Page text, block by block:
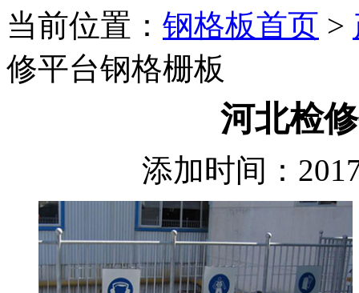
当前位置： 钢格板首页 >
修平台钢格栅板
河北检
添加时间：